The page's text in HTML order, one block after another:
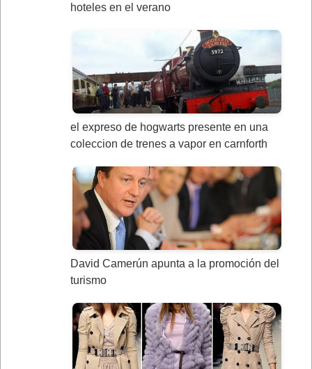
hoteles en el verano
el expreso de hogwarts presente en una
coleccion de trenes a vapor en carnforth
David Camerún apunta a la promoción del
turismo